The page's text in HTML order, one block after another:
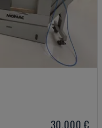
30.000 €